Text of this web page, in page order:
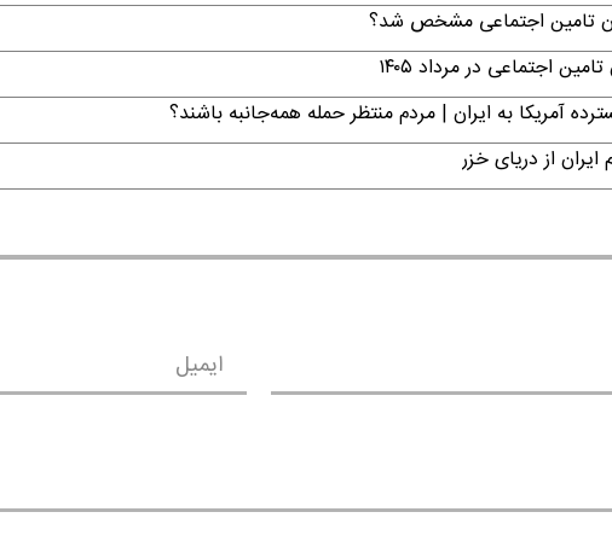
تامین اجتماعی مشخص شد؟
اجتماعی در مرداد ۱۴۰۵
آمریکا به ایران | مردم منتظر حمله همه‌جانبه باشند؟
از دریای خزر
ایمیل